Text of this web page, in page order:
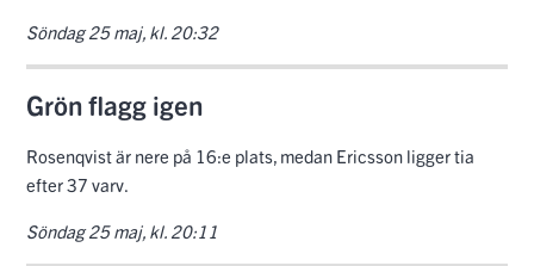
Söndag 25 maj, kl. 20:32
Grön flagg igen
Rosenqvist är nere på 16:e plats, medan Ericsson ligger tia
efter 37 varv.
Söndag 25 maj, kl. 20:11